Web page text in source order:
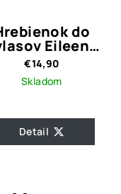
do
Eileen
Silver
€14,90
Skladom
Detail